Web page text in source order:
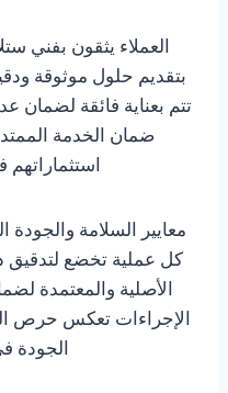
العملاء يثقون بفني
بتقديم حلول موثوقة
تتم بعناية فائقة
ضمان الخدمة
استثماراتهم
معايير السلامة والجودة
كل عملية تخضع لتدقيق
الأصلية والمعتمدة
الإجراءات تعكس حرص
الجودة